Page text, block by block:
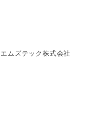
エムズテック株式会社